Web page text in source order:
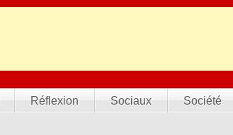
Réflexion Sociaux Société